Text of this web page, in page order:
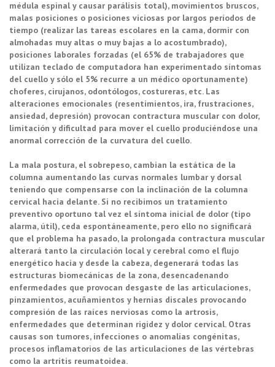
médula espinal y causar parálisis total), movimientos bruscos,
malas posiciones o posiciones viciosas por largos períodos de
tiempo (realizar las tareas escolares en la cama, dormir con
almohadas muy altas o muy bajas a lo acostumbrado),
posiciones laborales forzadas (el 65% de trabajadores que
utilizan teclado de computadora han experimentado síntomas
del cuello y sólo el 5% recurre a un médico oportunamente)
choferes, cirujanos, odontólogos, costureras, etc. Las
alteraciones emocionales (resentimientos, ira, frustraciones,
ansiedad, depresión) provocan contractura muscular con dolor,
limitación y dificultad para mover el cuello produciéndose una
anormal corrección de la curvatura del cuello.
La mala postura, el sobrepeso, cambian la estática de la
columna aumentando las curvas normales lumbar y dorsal
teniendo que compensarse con la inclinación de la columna
cervical hacia delante. Si no recibimos un tratamiento
preventivo oportuno tal vez el síntoma inicial de dolor (tipo
alarma, útil), ceda espontáneamente, pero ello no significará
que el problema ha pasado, la prolongada contractura muscular
alterará tanto la circulación local y cerebral como el flujo
energético hacia y desde la cabeza, degenerará todas las
estructuras biomecánicas de la zona, desencadenando
enfermedades que provocan desgaste de las articulaciones,
pinzamientos, acuñamientos y hernias discales provocando
compresión de las raíces nerviosas como la artrosis,
enfermedades que determinan rigidez y dolor cervical. Otras
causas son tumores, infecciones o anomalías congénitas,
procesos inflamatorios de las articulaciones de las vértebras
como la artritis reumatoidea.